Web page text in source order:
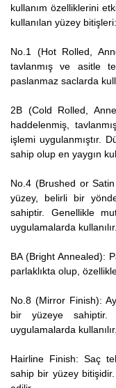
kullanım özelliklerini
kullanılan yüzey bitişleri:
No.1 (Hot Rolled,
tavlanmış ve asitle
paslanmaz saclarda
2B (Cold Rolled,
haddelenmiş,
işlemi uygulanmıştır.
sahip olup en yaygın
No.4 (Brushed or
yüzey, belirli bir
sahiptir. Genellikle
uygulamalarda kullanılır.
BA (Bright Annealed):
parlaklıkta olup,
No.8 (Mirror Finish):
bir yüzeye sahiptir.
uygulamalarda kullanılır.
Hairline Finish: Saç
sahip bir yüzey